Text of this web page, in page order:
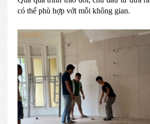
có thể phù hợp với mỗi không gian.